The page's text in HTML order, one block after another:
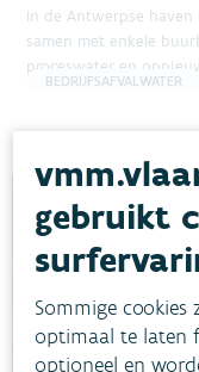
In de Antwerpse
samen met enkele
proceswater en
BEDRIJFSAFVALWATER
gebruikt
Sommige
optimaal te laten
optioneel en